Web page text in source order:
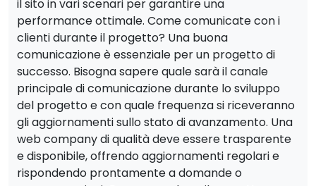
il sito in vari scenari per garantire una
performance ottimale. Come comunicate con i
clienti durante il progetto? Una buona
comunicazione è essenziale per un progetto di
successo. Bisogna sapere quale sarà il canale
principale di comunicazione durante lo sviluppo
del progetto e con quale frequenza si riceveranno
gli aggiornamenti sullo stato di avanzamento. Una
web company di qualità deve essere trasparente
e disponibile, offrendo aggiornamenti regolari e
rispondendo prontamente a domande o